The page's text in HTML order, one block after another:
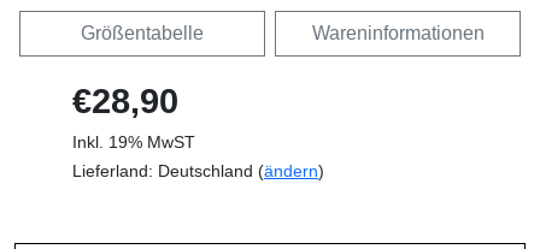
Größentabelle Wareninformationen
€28,90
Inkl. 19% MwST
Lieferland: Deutschland (ändern)